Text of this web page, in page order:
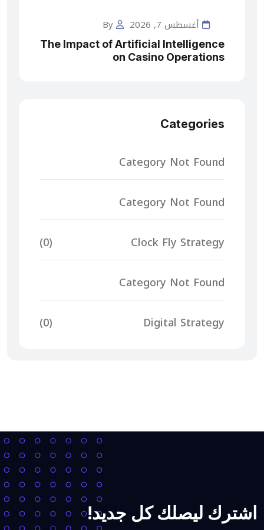
أغسطس 7, 2026
The Impact of Artificial Intelligence
on Casino Operations
Categories
Category Not Found
Category Not Found
Clock Fly Strategy
(0)
Category Not Found
Digital Strategy
(0)
اشترك ليصلك كل جديد!